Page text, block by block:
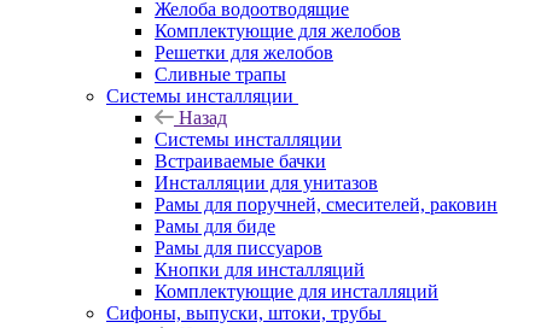
Желоба водоотводящие
Комплектующие для желобов
Решетки для желобов
Сливные трапы
Системы инсталляции
Назад
Системы инсталляции
Встраиваемые бачки
Инсталляции для унитазов
Рамы для поручней, смесителей, раковин
Рамы для биде
Рамы для писсуаров
Кнопки для инсталляций
Комплектующие для инсталляций
Сифоны, выпуски, штоки, трубы